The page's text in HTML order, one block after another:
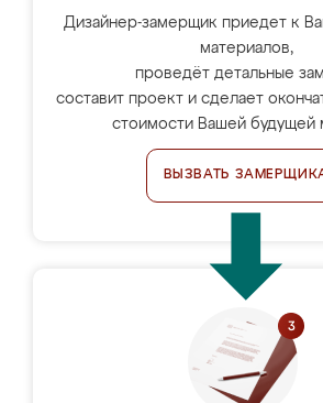
Дизайнер-замерщик приедет к
материалов,
проведёт детальные
составит проект и сделает
стоимости Вашей будущей
ВЫЗВАТЬ